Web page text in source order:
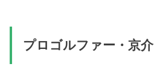
プロゴルファー・京介